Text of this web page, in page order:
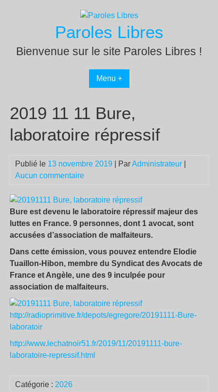
Paroles Libres
Bienvenue sur le site Paroles Libres !
Menu +
2019 11 11 Bure,
laboratoire répressif
Publié le 13 novembre 2019 | ParAdministrateur
Aucun commentaire
Bure est devenu le laboratoire répressif majeur des
luttes en France. 9 personnes, dont 1 avocat, sont
accusées d’association de malfaiteurs.
Dans cette émission, vous pouvez entendre Elodie
Tuaillon-Hibon, membre du Syndicat des Avocats de
France et Angèle, une des 9 inculpée pour
association de malfaiteurs.
http://radioprimitive.fr/depots/egregore/20191111-Bure-
laboratoir
http://www.lechatnoir51.fr/2019/11/20191111-bure-
laboratoire-repressif.html
Catégorie : 2026